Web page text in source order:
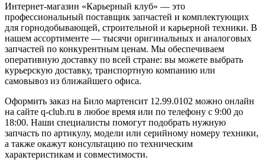
Интернет-магазин «Карьерный клуб» — это
профессиональный поставщик запчастей и комплектующих
для горнодобывающей, строительной и карьерной техники. В
нашем ассортименте — тысячи оригинальных и аналоговых
запчастей по конкурентным ценам. Мы обеспечиваем
оперативную доставку по всей стране: вы можете выбрать
курьерскую доставку, транспортную компанию или
самовывоз из ближайшего офиса.
Оформить заказ на Било мартенсит 12.99.0102 можно онлайн
на сайте q-club.ru в любое время или по телефону с 9:00 до
18:00. Наши специалисты помогут подобрать нужную
запчасть по артикулу, модели или серийному номеру техники,
а также окажут консультацию по техническим
характеристикам и совместимости.